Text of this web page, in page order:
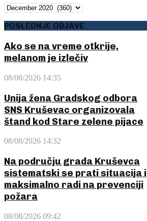
ARHIVA
POSLEDNJE OBJAVE
Ako se na vreme otkrije,
melanom je izlečiv
08/08/2026 14:35
Unija žena Gradskog odbora
SNS Kruševac organizovala
štand kod Stare zelene pijace
08/08/2026 14:32
Na području grada Kruševca
sistematski se prati situacija i
maksimalno radi na prevenciji
požara
08/08/2026 09:42